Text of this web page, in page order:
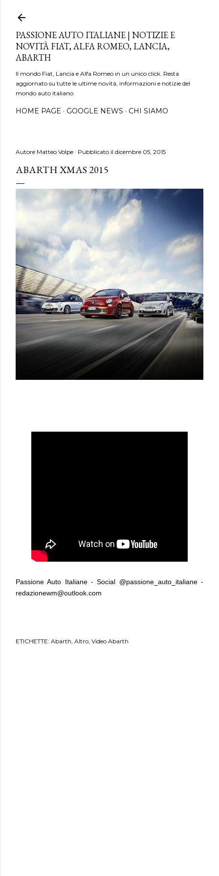
PASSIONE AUTO ITALIANE | NOTIZIE E
NOVITÀ FIAT, ALFA ROMEO, LANCIA,
ABARTH
Il mondo Fiat, Lancia e Alfa Romeo in un unico click. Resta
aggiornato su tutte le ultime novità, informazioni e notizie del
mondo auto italiano.
HOME PAGE GOOGLE NEWS CHI SIAMO
Autore Matteo Volpe Pubblicato il dicembre 05, 2015
ABARTH XMAS 2015
Passione Auto Italiane - Social @passione_auto_italiane -
redazionewm@outlook.com
ETICHETTE: Abarth Altro Video Abarth